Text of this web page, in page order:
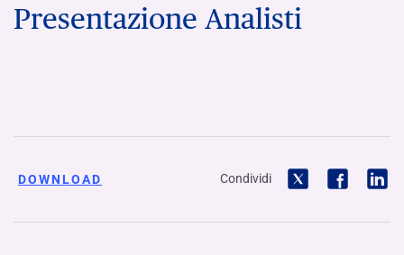
Presentazione Analisti
DOWNLOAD Condividi